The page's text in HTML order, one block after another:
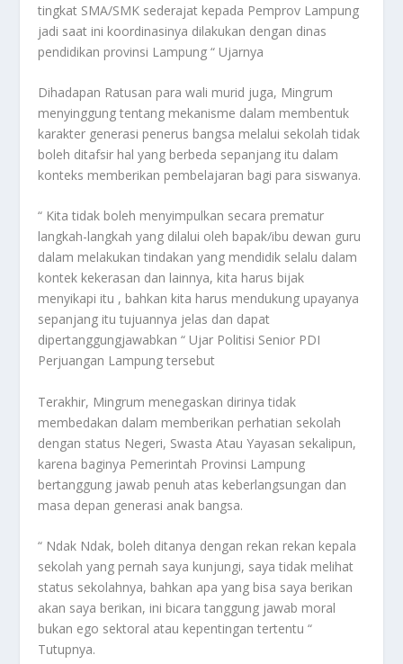
tingkat SMA/SMK sederajat kepada Pemprov Lampung
jadi saat ini koordinasinya dilakukan dengan dinas
pendidikan provinsi Lampung “ Ujarnya
Dihadapan Ratusan para wali murid juga, Mingrum
menyinggung tentang mekanisme dalam membentuk
karakter generasi penerus bangsa melalui sekolah tidak
boleh ditafsir hal yang berbeda sepanjang itu dalam
konteks memberikan pembelajaran bagi para siswanya.
“ Kita tidak boleh menyimpulkan secara prematur
langkah-langkah yang dilalui oleh bapak/ibu dewan guru
dalam melakukan tindakan yang mendidik selalu dalam
kontek kekerasan dan lainnya, kita harus bijak
menyikapi itu , bahkan kita harus mendukung upayanya
sepanjang itu tujuannya jelas dan dapat
dipertanggungjawabkan “ Ujar Politisi Senior PDI
Perjuangan Lampung tersebut
Terakhir, Mingrum menegaskan dirinya tidak
membedakan dalam memberikan perhatian sekolah
dengan status Negeri, Swasta Atau Yayasan sekalipun,
karena baginya Pemerintah Provinsi Lampung
bertanggung jawab penuh atas keberlangsungan dan
masa depan generasi anak bangsa.
“ Ndak Ndak, boleh ditanya dengan rekan rekan kepala
sekolah yang pernah saya kunjungi, saya tidak melihat
status sekolahnya, bahkan apa yang bisa saya berikan
akan saya berikan, ini bicara tanggung jawab moral
bukan ego sektoral atau kepentingan tertentu “
Tutupnya.